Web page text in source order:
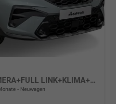
FR Max SHZ+ACC+KAMERA+FULL LINK+KLIMA+KESSY+LED+16" ALU
Neuwagen